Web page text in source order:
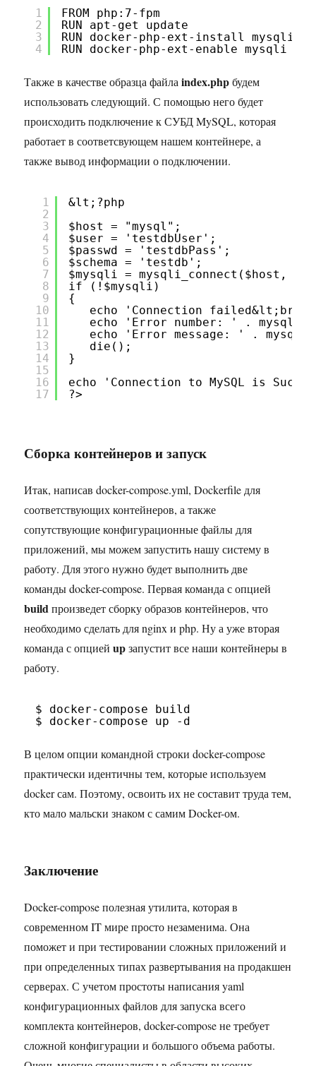
1
2
3
4
FROM php:7-fpm
RUN apt-get update
RUN docker-php-ext-install mysqli
RUN docker-php-ext-enable mysqli
Также в качестве образца файлаindex.phpбудем
использовать следующий. С помощью него будет
происходить подключение к СУБД MySQL, которая
работает в соответсвующем нашем контейнере, а
также вывод информации о подключении.
1
2
3
4
5
6
7
8
9
10
11
12
13
14
15
16
17
&lt;?php
$host = "mysql";
$user = 'testdbUser';
$passwd = 'testdbPass';
$schema = 'testdb';
$mysqli = mysqli_connect($host,
if (!$mysqli)
{
echo 'Connection failed&lt;br>';
echo 'Error number: ' .
echo 'Error message: ' .
die();
}
echo 'Connection to MySQL is
?>
Сборка контейнеров и запуск
Итак, написав docker-compose.yml, Dockerfile для
соответствующих контейнеров, а также
сопутствующие конфигурационные файлы для
приложений, мы можем запустить нашу систему в
работу. Для этого нужно будет выполнить две
команды docker-compose. Первая команда с опцией
buildпроизведет сборку образов контейнеров, что
необходимо сделать для nginx и php. Ну а уже вторая
команда с опциейupзапустит все наши контейнеры в
работу.
$ docker-compose build
$ docker-compose up -d
В целом опции командной строки docker-compose
практически идентичны тем, которые используем
docker сам. Поэтому, освоить их не составит труда тем,
кто мало мальски знаком с самим Docker-ом.
Заключение
Docker-compose полезная утилита, которая в
современном IT мире просто незаменима. Она
поможет и при тестировании сложных приложений и
при определенных типах развертывания на продакшен
серверах. С учетом простоты написания yaml
конфигурационных файлов для запуска всего
комплекта контейнеров, docker-compose не требует
сложной конфигурации и большого объема работы.